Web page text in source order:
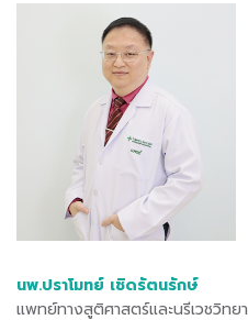
นพ.ปราโมทย์ เชิดรัตนรักษ์
แพทย์ทางสูติศาสตร์และนรีเวชวิทยา